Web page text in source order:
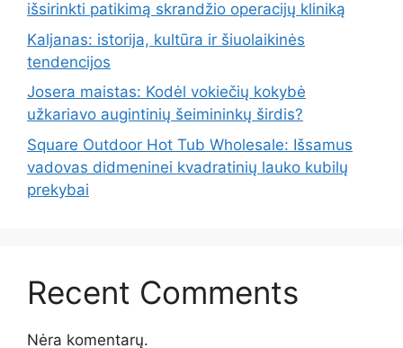
išsirinkti patikimą skrandžio operacijų kliniką
Kaljanas: istorija, kultūra ir šiuolaikinės
tendencijos
Josera maistas: Kodėl vokiečių kokybė
užkariavo augintinių šeimininkų širdis?
Square Outdoor Hot Tub Wholesale: Išsamus
vadovas didmeninei kvadratinių lauko kubilų
prekybai
Recent Comments
Nėra komentarų.